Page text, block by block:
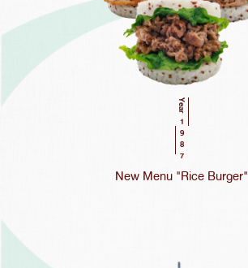
Year
1987
New Menu "Rice Burger"